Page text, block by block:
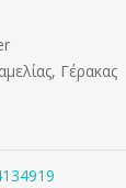
Γέρακας